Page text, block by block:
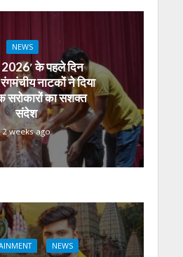
NEWS
के पहले दिन
नाटकों ने दिया
सरोकारों का सशक्त
संदेश
2 weeks ago
NEWS